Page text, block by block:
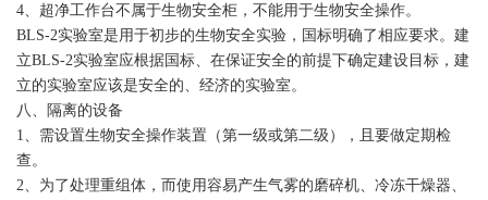
4、超净工作台不属于生物安全柜，不能用于生物安全操作。
BLS-2实验室是用于初步的生物安全实验，国标明确了相应要求。建
立BLS-2实验室应根据国标、在保证安全的前提下确定建设目标，建
立的实验室应该是安全的、经济的实验室。
八、隔离的设备
1、需设置生物安全操作装置（第一级或第二级），且要做定期检
查。
2、为了处理重组体，而使用容易产生气雾的磨碎机、冷冻干燥器、